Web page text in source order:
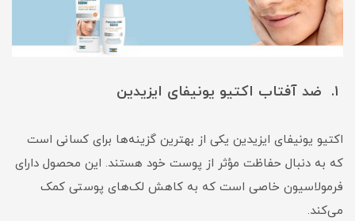
اکتیو یونیفای ایزیدین یکی از بهترین گزینه‌ها برای کسانی است
که به دنبال حفاظت مؤثر از پوست خود هستند. این محصول دارای
فرمولاسیون خاصی است که به کاهش لک‌های پوستی کمک
می‌کند.